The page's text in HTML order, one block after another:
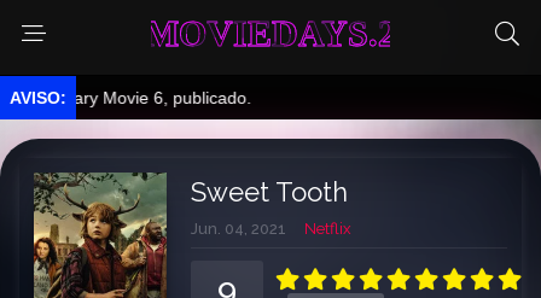
MOVIEDAYS.2
Movie 6, publicado.
Sweet Tooth
Jun. 04, 2021 Netflix
9